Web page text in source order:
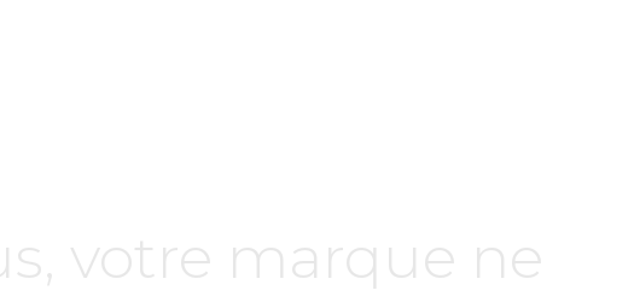
votre marque ne